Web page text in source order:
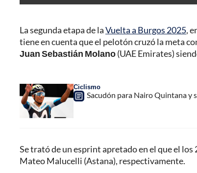
La segunda etapa de laVuelta a Burgos 2025,
tiene en cuenta que el pelotón cruzó la meta
Juan Sebastián Molano(UAE Emirates)
Ciclismo
Sacudón para Nairo Quintana y
Se trató de un esprint apretado en el que el
Mateo Malucelli (Astana), respectivamente.